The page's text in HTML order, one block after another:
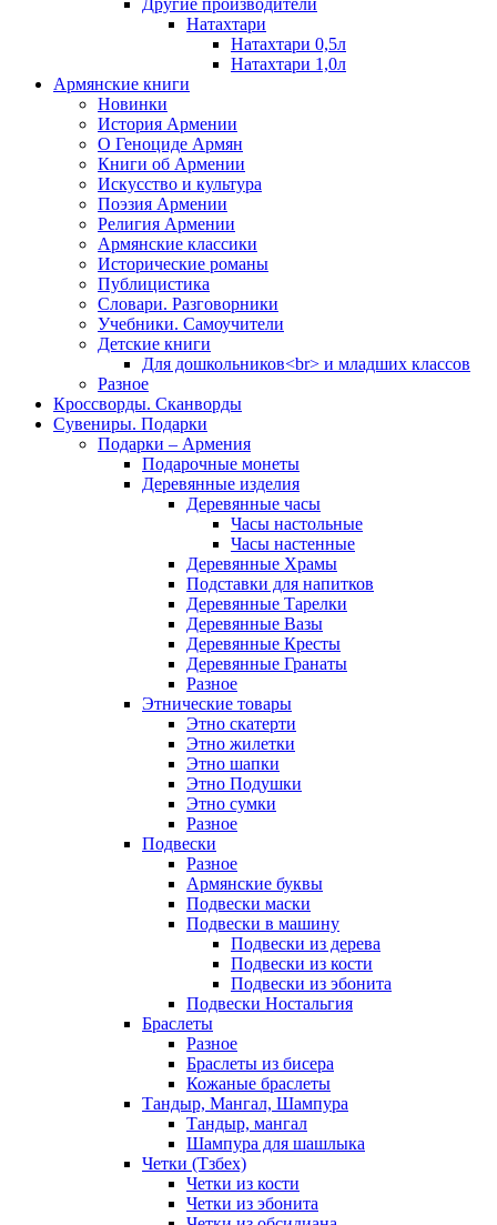
Другие производители
Натахтари
Натахтари 0,5л
Натахтари 1,0л
Армянские книги
Новинки
История Армении
О Геноциде Армян
Книги об Армении
Иcкусство и культура
Поэзия Армении
Религия Армении
Армянские классики
Исторические романы
Публицистика
Словари. Разговорники
Учебники. Самоучители
Детские книги
Для дошкольников<br> и младших классов
Разное
Кроссворды. Сканворды
Сувениры. Подарки
Подарки – Армения
Подарочные монеты
Деревянные изделия
Деревянные часы
Часы настольные
Часы настенные
Деревянные Храмы
Подставки для напитков
Деревянные Тарелки
Деревянные Вазы
Деревянные Кресты
Деревянные Гранаты
Разное
Этнические товары
Этно скатерти
Этно жилетки
Этно шапки
Этно Подушки
Этно сумки
Разное
Подвески
Разное
Армянские буквы
Подвески маски
Подвески в машину
Подвески из дерева
Подвески из кости
Подвески из эбонита
Подвески Ностальгия
Браслеты
Разное
Браслеты из бисера
Кожаные браслеты
Тандыр, Мангал, Шампура
Тандыр, мангал
Шампура для шашлыка
Четки (Тзбех)
Четки из кости
Четки из эбонита